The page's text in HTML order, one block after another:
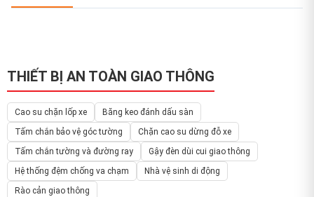
THIẾT BỊ AN TOÀN GIAO THÔNG
Cao su chặn lốp xe
Băng keo đánh dấu sàn
Tấm chắn bảo vệ góc tường
Chặn cao su dừng đỗ xe
Tấm chắn tường và đường ray
Gậy đèn dùi cui giao thông
Hệ thống đệm chống va chạm
Nhà vệ sinh di động
Rào cản giao thông